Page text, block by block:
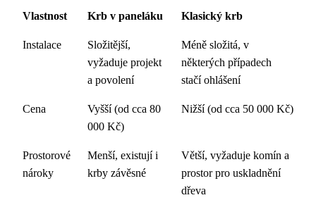
Vlastnost Krb v paneláku Klasický krb
Instalace
Složitější,
vyžaduje projekt
a povolení
Méně složitá, v
některých případech
stačí ohlášení
Cena
Vyšší (od cca 80
000 Kč)
Nižší (od cca 50 000 Kč)
Prostorové
nároky
Menší, existují i
krby závěsné
Větší, vyžaduje komín a
prostor pro uskladnění
dřeva